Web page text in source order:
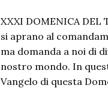
XXXI DOMENICA DEL
si aprano al
ma domanda a noi di
nostro mondo. In
Vangelo di questa